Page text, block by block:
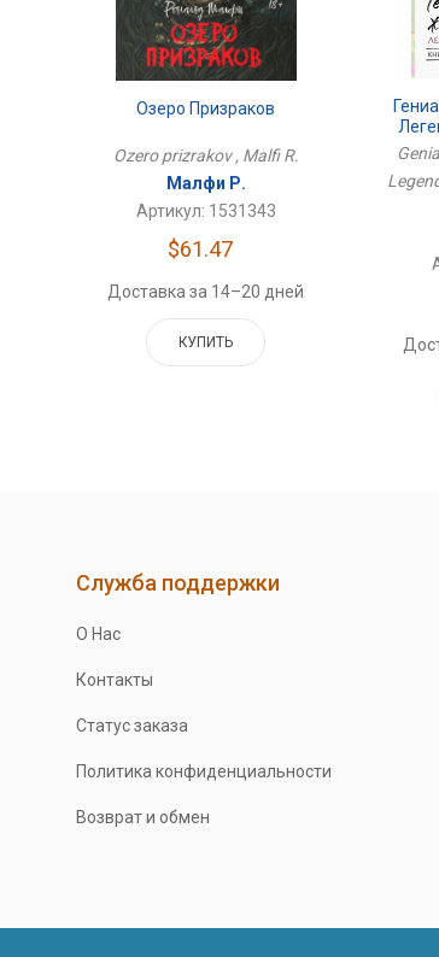
Озеро Призраков
Ozero prizrakov , Malfi R.
Малфи Р.
Артикул: 1531343
$61.47
Доставка за 14–20 дней
КУПИТЬ
Служба поддержки
О Нас
Контакты
Статус заказа
Политика конфиденциальности
Возврат и обмен